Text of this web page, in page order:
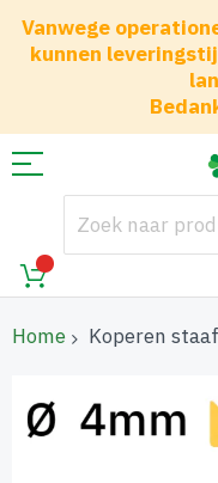
Vanwege
kunnen
Home Koperen
naar
het
einde